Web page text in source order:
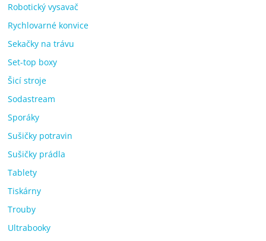
Robotický vysavač
Rychlovarné konvice
Sekačky na trávu
Set-top boxy
Šicí stroje
Sodastream
Sporáky
Sušičky potravin
Sušičky prádla
Tablety
Tiskárny
Trouby
Ultrabooky